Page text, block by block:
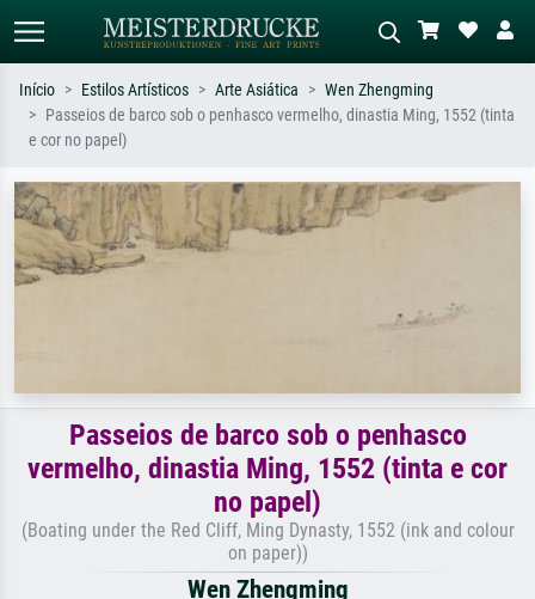
Pesquisa padrão
ex: Monet, Noite Estrelada,
impressionismo, onda de Hokusai, nu.
abstrato com muito vermelho, pintura
a óleo escura, nu em pé ao lado de
Início Estilos Artísticos Arte Asiática
Wen Zhengming
Passeios de barco sob o penhasco vermelho, dinastia Ming, 1552 (tinta
e cor no papel)
Passeios de barco sob o penhasco
vermelho, dinastia Ming, 1552 (tinta e cor
no papel)
(Boating under the Red Cliff, Ming Dynasty, 1552 (ink and colour
on paper))
Wen Zhengming